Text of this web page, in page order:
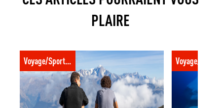
PLAIRE
UCPA Sport Trotter : la nouvelle marque
UCPA qui parle d’aventure
Voyage/Sport trotter
7 croisières
au moins